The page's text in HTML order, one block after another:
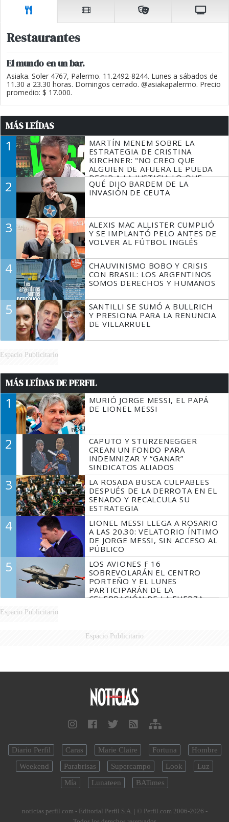
Restaurantes
El mundo en un bar.
Asiaka. Soler 4767, Palermo. 11.2492-8244. Lunes a sábados de
11.30 a 23.30 horas. Domingos cerrado. @asiakapalermo. Precio
promedio: $ 17.000.
MÁS LEÍDAS
1
MARTÍN MENEM SOBRE LA
ESTRATEGIA DE CRISTINA
KIRCHNER: "NO CREO QUE
ALGUIEN DE AFUERA LE PUEDA
DECIR A LA JUSTICIA LO QUE
TIENE QUE HACER"
2
QUÉ DIJO BARDEM DE LA
INVASIÓN DE CEUTA
3
ALEXIS MAC ALLISTER CUMPLIÓ
Y SE IMPLANTÓ PELO ANTES DE
VOLVER AL FÚTBOL INGLÉS
4
CHAUVINISMO BOBO Y CRISIS
CON BRASIL: LOS ARGENTINOS
SOMOS DERECHOS Y HUMANOS
5
SANTILLI SE SUMÓ A BULLRICH
Y PRESIONA PARA LA RENUNCIA
DE VILLARRUEL
Espacio Publicitario
MÁS LEÍDAS DE PERFIL
1
MURIÓ JORGE MESSI, EL PAPÁ
DE LIONEL MESSI
2
CAPUTO Y STURZENEGGER
CREAN UN FONDO PARA
INDEMNIZAR Y “GANAR”
SINDICATOS ALIADOS
3
LA ROSADA BUSCA CULPABLES
DESPUÉS DE LA DERROTA EN EL
SENADO Y RECALCULA SU
ESTRATEGIA
4
LIONEL MESSI LLEGA A ROSARIO
A LAS 20.30: VELATORIO ÍNTIMO
DE JORGE MESSI, SIN ACCESO AL
PÚBLICO
5
LOS AVIONES F 16
SOBREVOLARÁN EL CENTRO
PORTEÑO Y EL LUNES
PARTICIPARÁN DE LA
CELEBRACIÓN DE LA FUERZA
Espacio Publicitario
Espacio Publicitario
Diario Perfil Caras Marie Claire Fortuna
Hombre
Weekend
Parabrisas Supercampo Look
Luz
Mía
Lunateen BATimes
noticias.perfil.com - Editorial Perfil S.A. | © Perfil.com 2006-2026 -